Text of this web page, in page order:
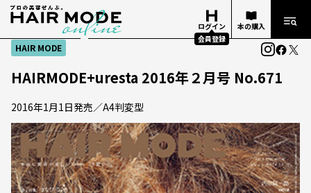
ログイン
会員登録
本の購入
HAIR MODE
HAIRMODE+uresta 2016年２月号 No.671
2016年1月1日発売／A4判変型